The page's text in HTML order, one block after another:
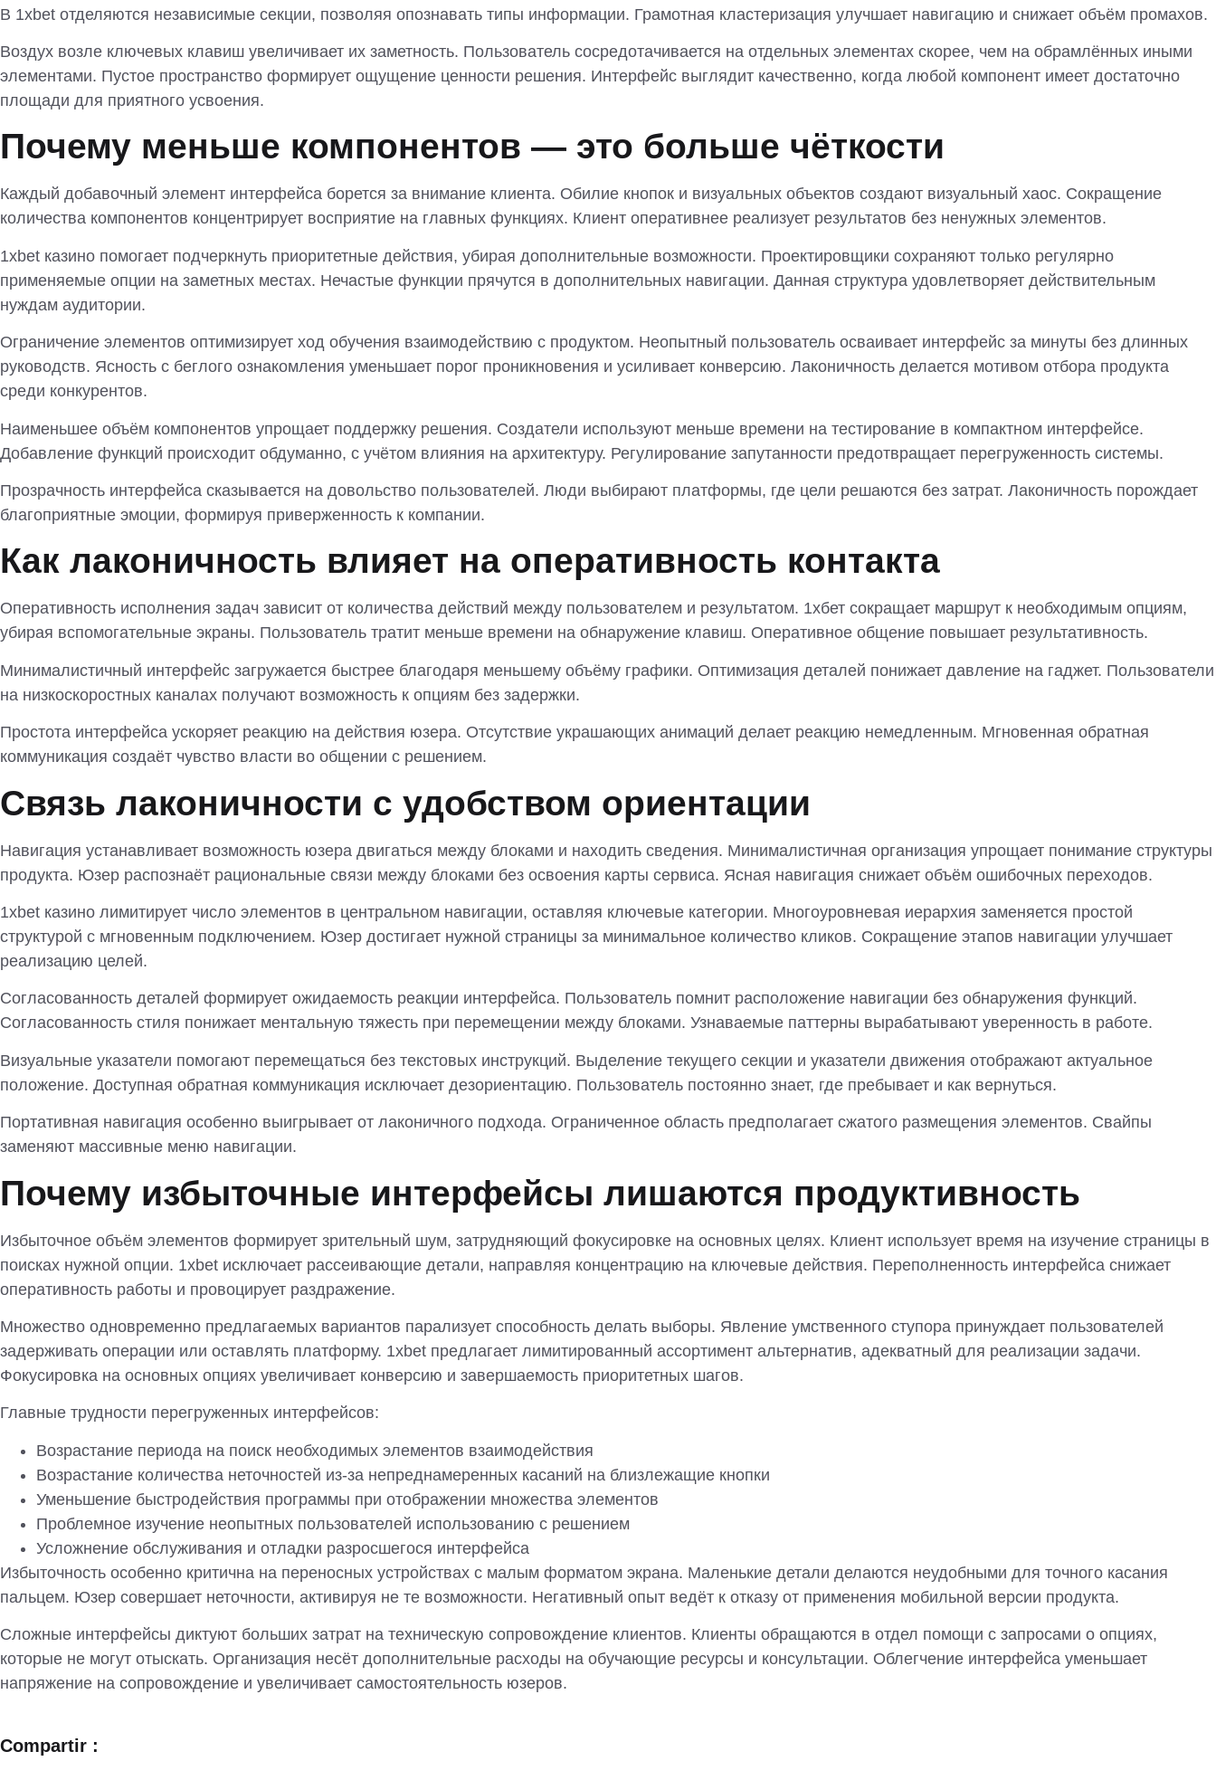
В 1xbet отделяются независимые секции, позволяя опознавать типы информации. Грамотная кластеризация улучшает навигацию и снижает объём промахов.
Воздух возле ключевых клавиш увеличивает их заметность. Пользователь сосредотачивается на отдельных элементах скорее, чем на обрамлённых иными
элементами. Пустое пространство формирует ощущение ценности решения. Интерфейс выглядит качественно, когда любой компонент имеет достаточно
площади для приятного усвоения.
Почему меньше компонентов — это больше чёткости
Каждый добавочный элемент интерфейса борется за внимание клиента. Обилие кнопок и визуальных объектов создают визуальный хаос. Сокращение
количества компонентов концентрирует восприятие на главных функциях. Клиент оперативнее реализует результатов без ненужных элементов.
1xbet казино помогает подчеркнуть приоритетные действия, убирая дополнительные возможности. Проектировщики сохраняют только регулярно
применяемые опции на заметных местах. Нечастые функции прячутся в дополнительных навигации. Данная структура удовлетворяет действительным
нуждам аудитории.
Ограничение элементов оптимизирует ход обучения взаимодействию с продуктом. Неопытный пользователь осваивает интерфейс за минуты без длинных
руководств. Ясность с беглого ознакомления уменьшает порог проникновения и усиливает конверсию. Лаконичность делается мотивом отбора продукта
среди конкурентов.
Наименьшее объём компонентов упрощает поддержку решения. Создатели используют меньше времени на тестирование в компактном интерфейсе.
Добавление функций происходит обдуманно, с учётом влияния на архитектуру. Регулирование запутанности предотвращает перегруженность системы.
Прозрачность интерфейса сказывается на довольство пользователей. Люди выбирают платформы, где цели решаются без затрат. Лаконичность порождает
благоприятные эмоции, формируя приверженность к компании.
Как лаконичность влияет на оперативность контакта
Оперативность исполнения задач зависит от количества действий между пользователем и результатом. 1хбет сокращает маршрут к необходимым опциям,
убирая вспомогательные экраны. Пользователь тратит меньше времени на обнаружение клавиш. Оперативное общение повышает результативность.
Минималистичный интерфейс загружается быстрее благодаря меньшему объёму графики. Оптимизация деталей понижает давление на гаджет. Пользователи
на низкоскоростных каналах получают возможность к опциям без задержки.
Простота интерфейса ускоряет реакцию на действия юзера. Отсутствие украшающих анимаций делает реакцию немедленным. Мгновенная обратная
коммуникация создаёт чувство власти во общении с решением.
Связь лаконичности с удобством ориентации
Навигация устанавливает возможность юзера двигаться между блоками и находить сведения. Минималистичная организация упрощает понимание структуры
продукта. Юзер распознаёт рациональные связи между блоками без освоения карты сервиса. Ясная навигация снижает объём ошибочных переходов.
1xbet казино лимитирует число элементов в центральном навигации, оставляя ключевые категории. Многоуровневая иерархия заменяется простой
структурой с мгновенным подключением. Юзер достигает нужной страницы за минимальное количество кликов. Сокращение этапов навигации улучшает
реализацию целей.
Согласованность деталей формирует ожидаемость реакции интерфейса. Пользователь помнит расположение навигации без обнаружения функций.
Согласованность стиля понижает ментальную тяжесть при перемещении между блоками. Узнаваемые паттерны вырабатывают уверенность в работе.
Визуальные указатели помогают перемещаться без текстовых инструкций. Выделение текущего секции и указатели движения отображают актуальное
положение. Доступная обратная коммуникация исключает дезориентацию. Пользователь постоянно знает, где пребывает и как вернуться.
Портативная навигация особенно выигрывает от лаконичного подхода. Ограниченное область предполагает сжатого размещения элементов. Свайпы
заменяют массивные меню навигации.
Почему избыточные интерфейсы лишаются продуктивность
Избыточное объём элементов формирует зрительный шум, затрудняющий фокусировке на основных целях. Клиент использует время на изучение страницы в
поисках нужной опции. 1xbet исключает рассеивающие детали, направляя концентрацию на ключевые действия. Переполненность интерфейса снижает
оперативность работы и провоцирует раздражение.
Множество одновременно предлагаемых вариантов парализует способность делать выборы. Явление умственного ступора принуждает пользователей
задерживать операции или оставлять платформу. 1xbet предлагает лимитированный ассортимент альтернатив, адекватный для реализации задачи.
Фокусировка на основных опциях увеличивает конверсию и завершаемость приоритетных шагов.
Главные трудности перегруженных интерфейсов:
Возрастание периода на поиск необходимых элементов взаимодействия
Возрастание количества неточностей из-за непреднамеренных касаний на близлежащие кнопки
Уменьшение быстродействия программы при отображении множества элементов
Проблемное изучение неопытных пользователей использованию с решением
Усложнение обслуживания и отладки разросшегося интерфейса
Избыточность особенно критична на переносных устройствах с малым форматом экрана. Маленькие детали делаются неудобными для точного касания
пальцем. Юзер совершает неточности, активируя не те возможности. Негативный опыт ведёт к отказу от применения мобильной версии продукта.
Сложные интерфейсы диктуют больших затрат на техническую сопровождение клиентов. Клиенты обращаются в отдел помощи с запросами о опциях,
которые не могут отыскать. Организация несёт дополнительные расходы на обучающие ресурсы и консультации. Облегчение интерфейса уменьшает
напряжение на сопровождение и увеличивает самостоятельность юзеров.
Compartir :